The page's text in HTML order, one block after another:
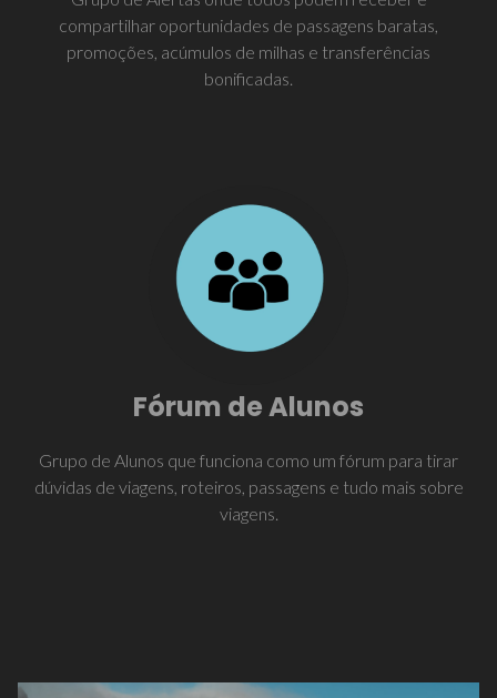
compartilhar oportunidades de passagens baratas,
promoções, acúmulos de milhas e transferências
bonificadas.
Fórum de Alunos
Grupo de Alunos que funciona como um fórum para tirar
dúvidas de viagens, roteiros, passagens e tudo mais sobre
viagens.